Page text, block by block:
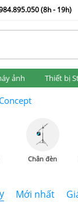
(8h - 19h)
ảnh Thiết bị
Chân đèn
Mới nhất